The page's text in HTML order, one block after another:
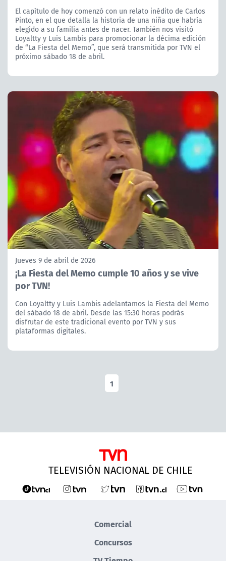
El capítulo de hoy comenzó con un relato inédito de Carlos
Pinto, en el que detalla la historia de una niña que habría
elegido a su familia antes de nacer. También nos visitó
Loyaltty y Luis Lambis para promocionar la décima edición
de “La Fiesta del Memo”, que será transmitida por TVN el
próximo sábado 18 de abril.
Jueves 9 de abril de 2026
¡La Fiesta del Memo cumple 10 años y se vive
por TVN!
Con Loyaltty y Luis Lambis adelantamos la Fiesta del Memo
del sábado 18 de abril. Desde las 15:30 horas podrás
disfrutar de este tradicional evento por TVN y sus
plataformas digitales.
1
TELEVISIÓN NACIONAL DE CHILE
Comercial
Concursos